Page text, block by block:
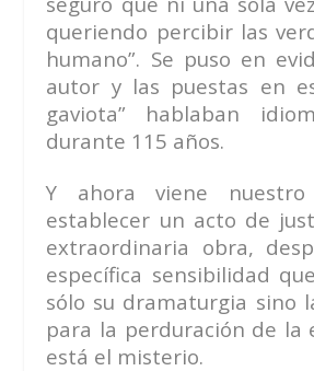
queriendo percibir las
humano”. Se puso en
autor y las puestas en
gaviota” hablaban
durante 115 años.
Y ahora viene
establecer un acto de
extraordinaria obra,
específica sensibilidad
sólo su dramaturgia sino
para la perduración de la
está el misterio.